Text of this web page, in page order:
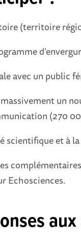
(territoire
avec un public
un
(270
scientifique et à
Echosciences.